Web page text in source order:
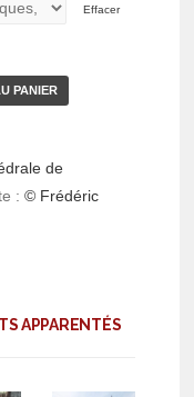
Effacer
PANIER
de
:© Frédéric
APPARENTÉS